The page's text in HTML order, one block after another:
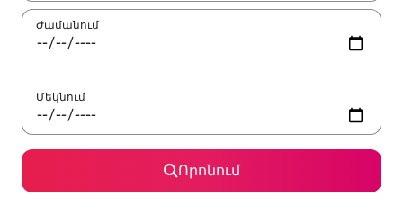
Ժամանում
Մեկնում
Որոնում